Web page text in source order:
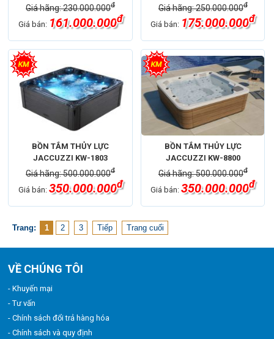
Giá hãng: 230.000.000đ
Giá bán: 161.000.000đ
Giá hãng: 250.000.000đ
Giá bán: 175.000.000đ
BỒN TẮM THỦY LỰC
JACCUZZI KW-1803
Giá hãng: 500.000.000đ
Giá bán: 350.000.000đ
BỒN TẮM THỦY LỰC
JACCUZZI KW-8800
Giá hãng: 500.000.000đ
Giá bán:350.000.000đ
Trang: 1 2 3 Tiếp Trang cuối
VỀ CHÚNG TÔI
- Khuyến mại
- Tư vấn
- Chính sách đổi trả hàng hóa
- Chính sách và quy định